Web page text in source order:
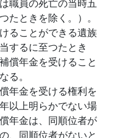
たときを除く。）。
ることができる遺族
するに至つたとき
償年金を受けること
る。
年金を受ける権利を
以上明らかでない場
年金は、同順位者が
、同順位者がないと